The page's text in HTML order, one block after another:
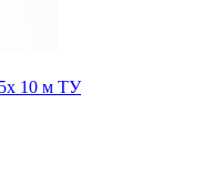
10 м ТУ